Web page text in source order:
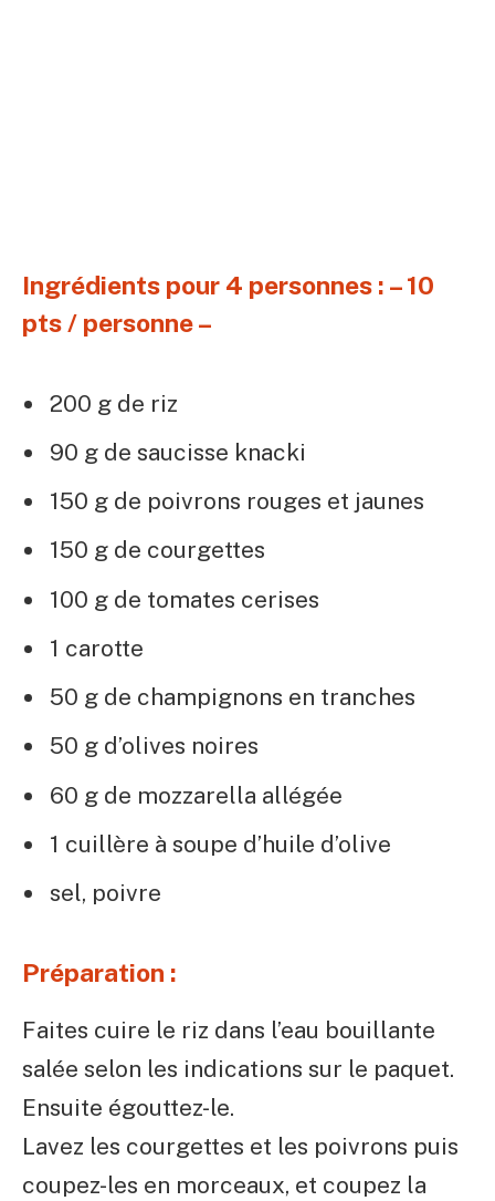
Ingrédients pour 4 personnes : – 10
pts / personne –
200 g de riz
90 g de saucisse knacki
150 g de poivrons rouges et jaunes
150 g de courgettes
100 g de tomates cerises
1 carotte
50 g de champignons en tranches
50 g d’olives noires
60 g de mozzarella allégée
1 cuillère à soupe d’huile d’olive
sel, poivre
Préparation :
Faites cuire le riz dans l’eau bouillante
salée selon les indications sur le paquet.
Ensuite égouttez-le.
Lavez les courgettes et les poivrons puis
coupez-les en morceaux, et coupez la